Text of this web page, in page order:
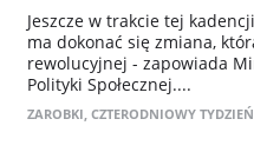
Jeszcze w trakcie tej
ma dokonać się zmiana,
rewolucyjnej - zapowiada
Polityki Społecznej....
ZAROBKI, CZTERODNIOWY